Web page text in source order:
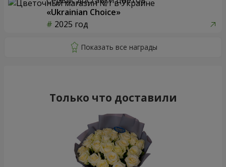
«Ukrainian Choice»
2025 год
Только что доставили